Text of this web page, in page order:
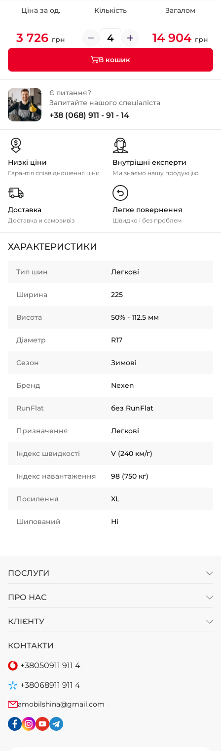
Ціна за од. Кількість Загалом
3 726 грн 14 904 грн
В кошик
Є питання?
Запитайте нашого спеціаліста
+38 (068) 911 - 91 - 14
Низкі ціни
Гарантія співвідношення ціни
Внутрішні експерти
Ми знаємо нашу продукцію
Доставка
Доставка и самовивіз
Легке повернення
Швидко і без проблем
ХАРАКТЕРИСТИКИ
Тип шин Легкові
Ширина 225
Висота 50% - 112.5 мм
Діаметр R17
Сезон Зимові
Бренд Nexen
RunFlat без RunFlat
Призначення Легкові
Індекс швидкості V (240 км/г)
Індекс навантаження 98 (750 кг)
Посилення XL
Шипований Ні
ПОСЛУГИ
ПРО НАС
КЛІЄНТУ
КОНТАКТИ
+38050911 911 4
+38068911 911 4
amobilshina@gmail.com